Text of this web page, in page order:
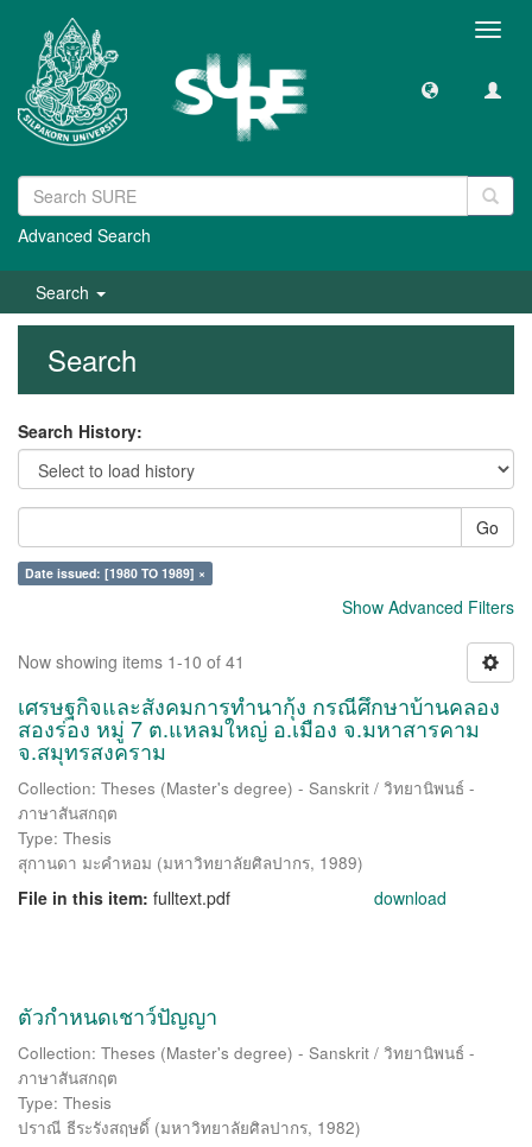
Advanced Search
Search
Search
Search History:
Go
Date issued: [1980 TO 1989] ×
Show Advanced Filters
Now showing items 1-10 of 41
เศรษฐกิจและสังคมการทำนากุ้ง กรณีศึกษาบ้านคลอง
สองร่อง หมู่ 7 ต.แหลมใหญ่ อ.เมือง จ.มหาสารคาม
จ.สมุทรสงคราม
Collection: Theses (Master's degree) - Sanskrit / วิทยานิพนธ์ -
ภาษาสันสกฤต
Type: Thesis
สุกานดา มะคำหอม (มหาวิทยาลัยศิลปากร, 1989)
File in this item: fulltext.pdf download
ตัวกำหนดเชาว์ปัญญา
Collection: Theses (Master's degree) - Sanskrit / วิทยานิพนธ์ -
ภาษาสันสกฤต
Type: Thesis
ปราณี ธีระรังสฤษดิ์ (มหาวิทยาลัยศิลปากร, 1982)